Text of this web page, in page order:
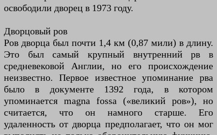
освободили дворец в 1973 году.
Дворцовый ров
Ров дворца был почти 1,4 км (0,87 мили) в длину.
Это был самый крупный внутренний рв в
средневековой Англии, но его происхождение
неизвестно. Первое известное упоминание рва
было в документе 1392 года, в котором
упоминается magna fossa («великий ров»), но
считается, что он намного старше. Его
удаленность от дворца предполагает, что он мог